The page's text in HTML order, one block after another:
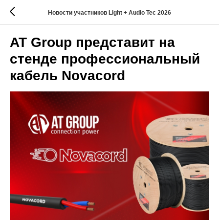
Новости участников Light + Audio Tec 2026
AT Group представит на
стенде профессиональный
кабель Novacord